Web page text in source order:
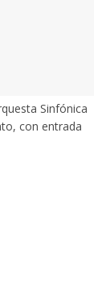
Sinfónica
con entrada